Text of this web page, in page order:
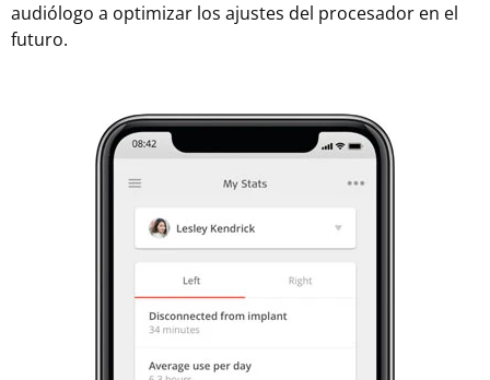
audiólogo a optimizar los ajustes del procesador en el
futuro.